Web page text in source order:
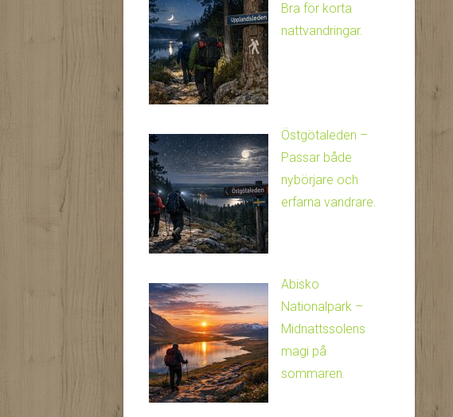
Bra för korta
nattvandringar.
Östgötaleden –
Passar både
nybörjare och
erfarna vandrare.
Abisko
Nationalpark –
Midnattssolens
magi på
sommaren.